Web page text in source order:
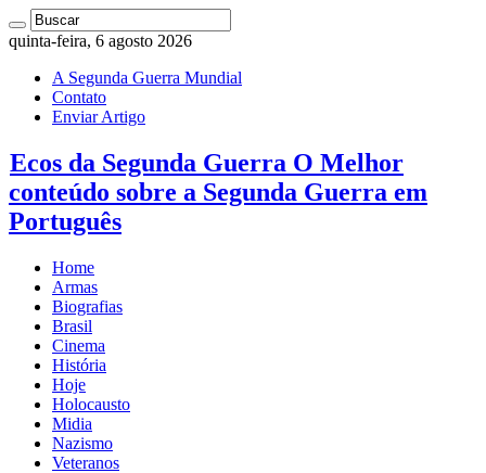
quinta-feira, 6 agosto 2026
A Segunda Guerra Mundial
Contato
Enviar Artigo
Ecos da Segunda Guerra O Melhor
conteúdo sobre a Segunda Guerra em
Português
Home
Armas
Biografias
Brasil
Cinema
História
Hoje
Holocausto
Midia
Nazismo
Veteranos